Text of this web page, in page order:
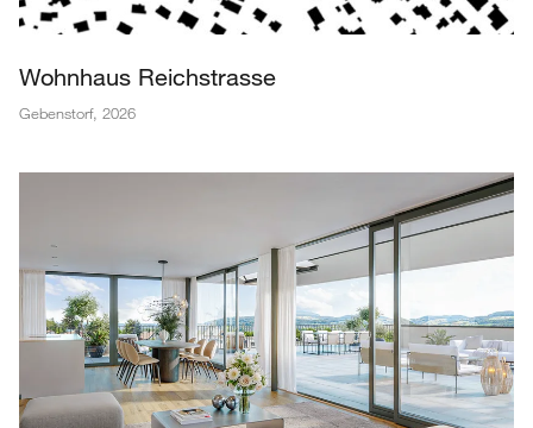
Wohnhaus Reichstrasse
Gebenstorf, 2026